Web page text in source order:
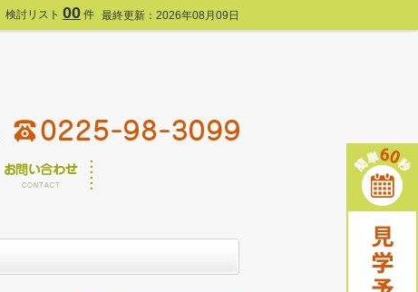
検討リスト 00 件 最終更新：2026年08月09日